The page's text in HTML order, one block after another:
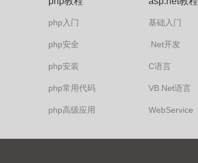
php入门
php安全
php安装
php常用代码
php高级应用
基础入门
.Net开发
C语言
VB.Net语言
WebService